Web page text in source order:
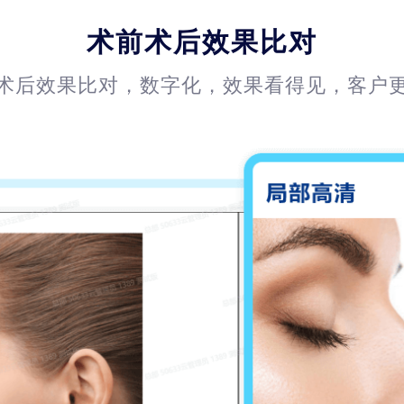
术前术后效果比对
后效果比对，数字化，效果看得见，客户